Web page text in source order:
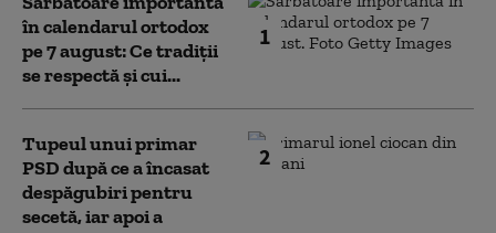
1
în calendarul ortodox
pe 7 august: Ce tradiții
se respectă și cui...
2
Tupeul unui primar
PSD după ce a încasat
despăgubiri pentru
secetă, iar apoi a